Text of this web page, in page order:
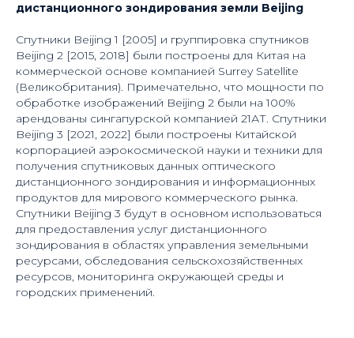
дистанционного зондирования земли Beijing
Спутники Beijing 1 [2005] и группировка спутников
Beijing 2 [2015, 2018] были построены для Китая на
коммерческой основе компанией Surrey Satellite
(Великобритания). Примечательно, что мощности по
обработке изображений Beijing 2 были на 100%
арендованы сингапурской компанией 21АТ. Спутники
Beijing 3 [2021, 2022] были построены Китайской
корпорацией аэрокосмической науки и техники для
получения спутниковых данных оптического
дистанционного зондирования и информационных
продуктов для мирового коммерческого рынка.
Спутники Beijing 3 будут в основном использоваться
для предоставления услуг дистанционного
зондирования в областях управления земельными
ресурсами, обследования сельскохозяйственных
ресурсов, мониторинга окружающей среды и
городских применений.